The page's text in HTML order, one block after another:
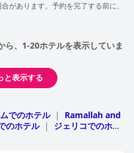
があります。予約を完了する前に、
ら、1-20ホテルを表示していま
と表示する
でのホテル |
Ramallah and
のホテル |
ジェリコでのホテ